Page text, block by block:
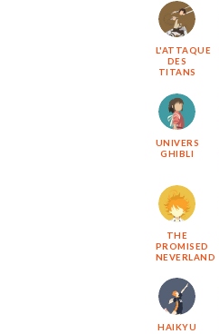
L'ATTAQUE
DES
TITANS
UNIVERS
GHIBLI
THE
PROMISED
NEVERLAND
HAIKYU